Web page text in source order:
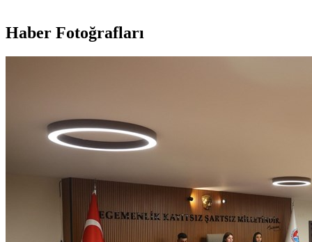
Haber Fotoğrafları